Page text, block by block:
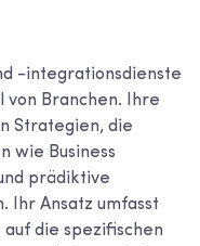
-integrationsdienste
von Branchen. Ihre
Strategien, die
wie Business
prädiktive
Ihr Ansatz umfasst
auf die spezifischen